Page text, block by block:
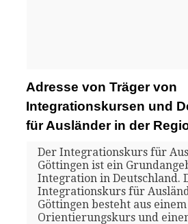
Adresse von Träger von
Integrationskursen und
für Ausländer in der
Der Integrationskurs für
Göttingen ist ein
Integration in Deutschland.
Integrationskurs für
Göttingen besteht aus einem
Orientierungskurs und